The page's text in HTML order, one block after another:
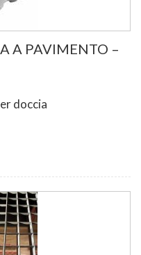
A PAVIMENTO –
doccia